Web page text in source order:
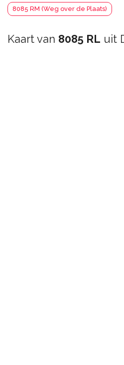
8085 RM (Weg over de Plaats)
Kaart van 8085 RL uit